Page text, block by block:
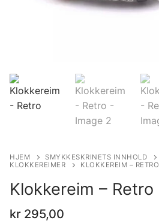
HJEM SMYKKESKRINETS INNHOLD
KLOKKEREIMER
KLOKKEREIM – RETRO
Klokkereim – Retro
kr 295,00